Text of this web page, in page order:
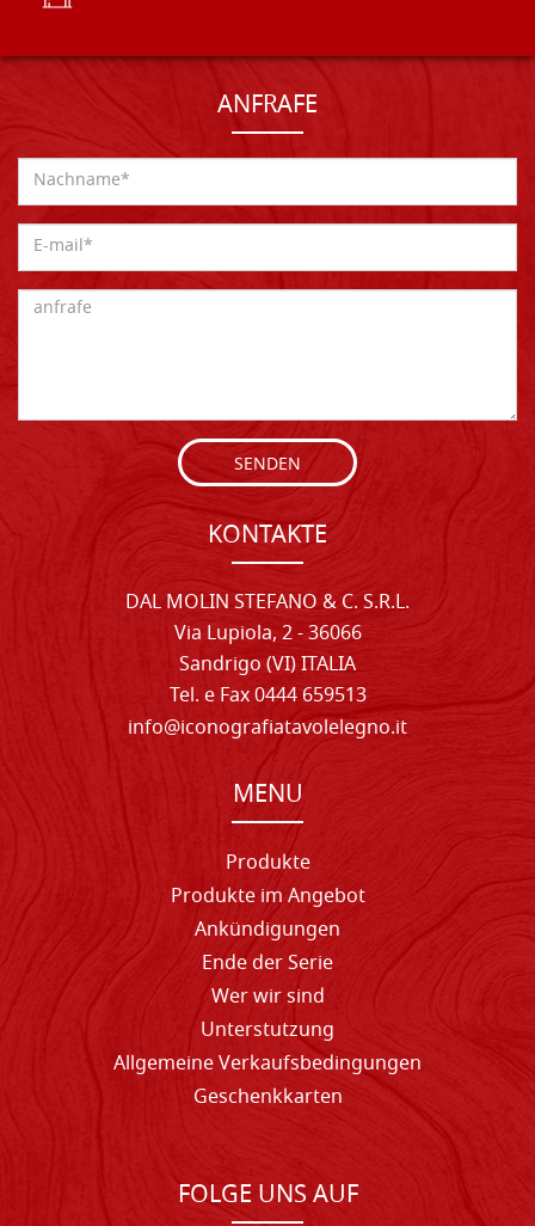
ANFRAFE
SENDEN
KONTAKTE
DAL MOLIN STEFANO & C. S.R.L.
Via Lupiola, 2 - 36066
Sandrigo (VI) ITALIA
Tel. e Fax 0444 659513
info@iconografiatavolelegno.it
MENU
Produkte
Produkte im Angebot
Ankündigungen
Ende der Serie
Wer wir sind
Unterstutzung
Allgemeine Verkaufsbedingungen
Geschenkkarten
FOLGE UNS AUF